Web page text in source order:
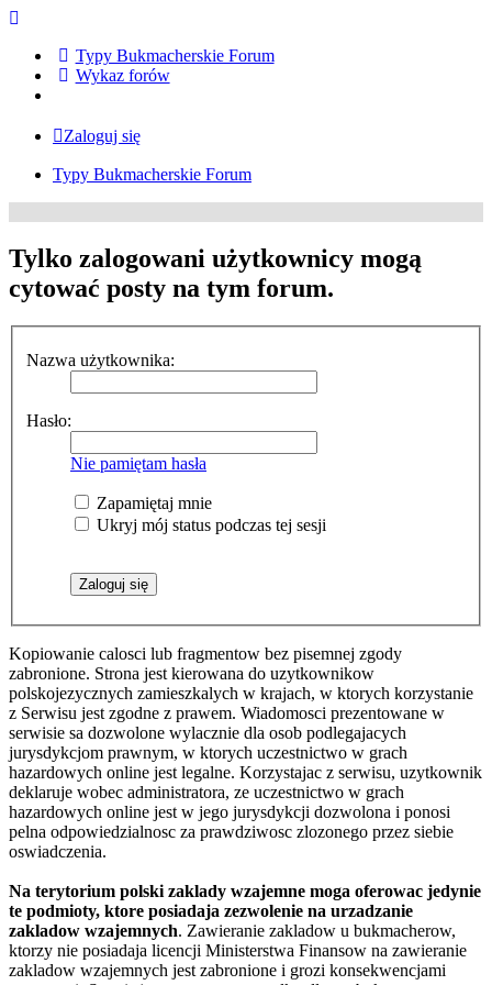
Typy Bukmacherskie Forum
Wykaz forów
Zaloguj się
Typy Bukmacherskie Forum
Tylko zalogowani użytkownicy mogą
cytować posty na tym forum.
Nazwa użytkownika:
Hasło:
Nie pamiętam hasła
Zapamiętaj mnie
Ukryj mój status podczas tej sesji
Kopiowanie calosci lub fragmentow bez pisemnej zgody
zabronione. Strona jest kierowana do uzytkownikow
polskojezycznych zamieszkalych w krajach, w ktorych korzystanie
z Serwisu jest zgodne z prawem. Wiadomosci prezentowane w
serwisie sa dozwolone wylacznie dla osob podlegajacych
jurysdykcjom prawnym, w ktorych uczestnictwo w grach
hazardowych online jest legalne. Korzystajac z serwisu, uzytkownik
deklaruje wobec administratora, ze uczestnictwo w grach
hazardowych online jest w jego jurysdykcji dozwolona i ponosi
pelna odpowiedzialnosc za prawdziwosc zlozonego przez siebie
oswiadczenia.
Na terytorium polski zaklady wzajemne moga oferowac jedynie
te podmioty, ktore posiadaja zezwolenie na urzadzanie
zakladow wzajemnych. Zawieranie zakladow u bukmacherow,
ktorzy nie posiadaja licencji Ministerstwa Finansow na zawieranie
zakladow wzajemnych jest zabronione i grozi konsekwencjami